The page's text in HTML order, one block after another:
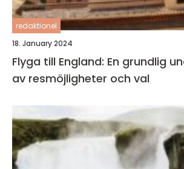
redaktionel
18. January 2024
Flyga till England: En grundlig
av resmöjligheter och val